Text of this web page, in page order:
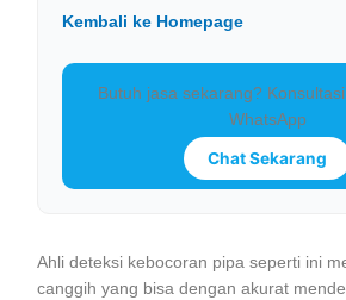
Kembali ke Homepage
Butuh jasa sekarang?
WhatsApp
Chat Sekarang
Ahli deteksi kebocoran pipa seperti ini
canggih yang bisa dengan akurat